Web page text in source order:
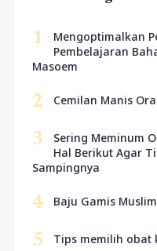
1
Mengoptimalkan
Pembelajaran
Masoem
2 Cemilan Manis
3
Sering Meminum
Hal Berikut Agar
Sampingnya
4 Baju Gamis
5 Tips memilih obat